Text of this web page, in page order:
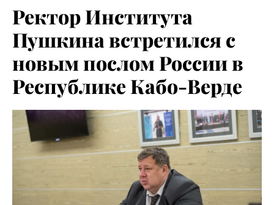
Ректор Института
Пушкина встретился с
новым послом России в
Республике Кабо-Верде